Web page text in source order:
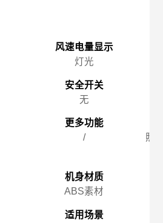
风速电量显示
灯光
安全开关
无
更多功能
/
机身材质
ABS素材
适用场景
照